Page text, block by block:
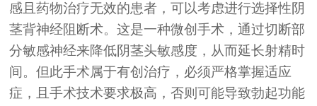
感且药物治疗无效的患者，可以考虑进行选择性阴
茎背神经阻断术。这是一种微创手术，通过切断部
分敏感神经来降低阴茎头敏感度，从而延长射精时
间。但此手术属于有创治疗，必须严格掌握适应
症，且手术技术要求极高，否则可能导致勃起功能